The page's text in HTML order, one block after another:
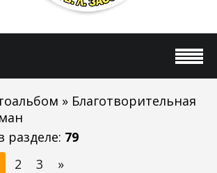
» Благотворительная
разделе: 79
2 3 »